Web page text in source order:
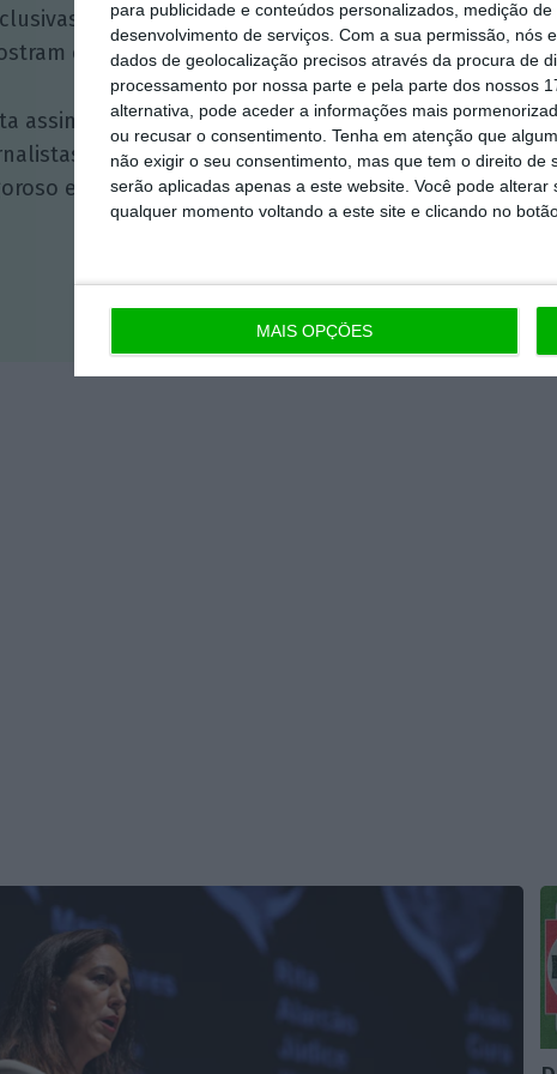
para publicidade e conteúdos personalizados, medição
desenvolvimento de serviços. Com a sua permissão, nós
dados de geolocalização precisos através da procura de
processamento por nossa parte e pela parte dos nossos
alternativa, pode aceder a informações mais
ou recusar o consentimento. Tenha em atenção que
não exigir o seu consentimento, mas que tem o direito
serão aplicadas apenas a este website. Você pode
qualquer momento voltando a este site e clicando no
MAIS OPÇÕES
à opinião que conta, às reportagens e
o outro lado da história.
assinatura é uma forma de apoiar o ECO e os seus
A nossa contrapartida é o jornalismo
e credível.
Veja todos os planos